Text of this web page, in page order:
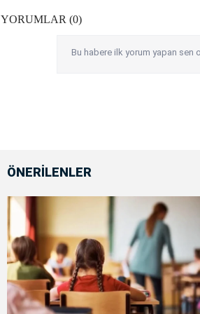
YORUMLAR (0)
Bu habere ilk yorum yapan sen
ÖNERİLENLER